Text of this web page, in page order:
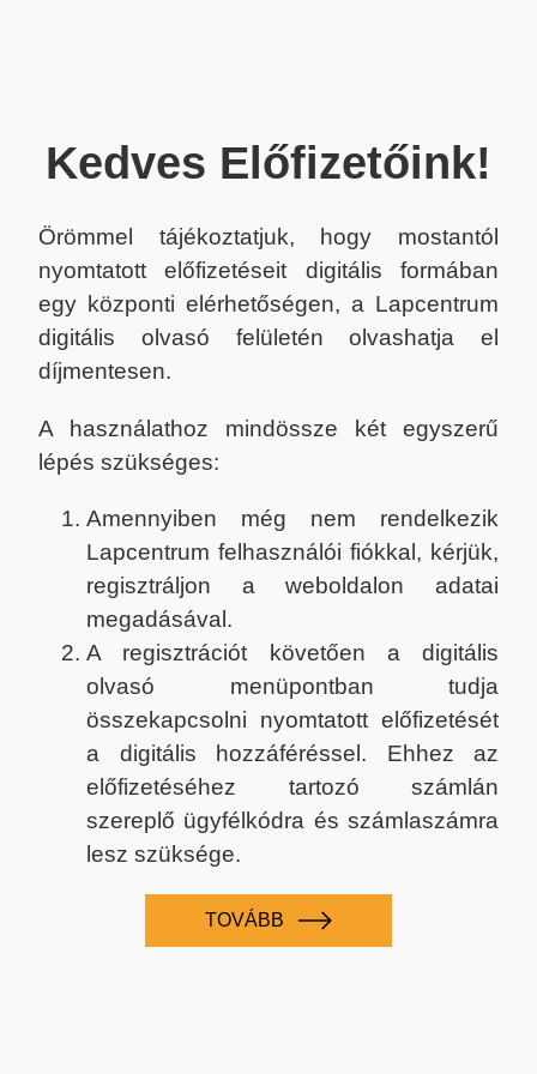
Kedves Előfizetőink!
Örömmel tájékoztatjuk, hogy mostantól
nyomtatott előfizetéseit digitális formában
egy központi elérhetőségen, a Lapcentrum
digitális olvasó felületén olvashatja el
díjmentesen.
A használathoz mindössze két egyszerű
lépés szükséges:
Amennyiben még nem rendelkezik
Lapcentrum felhasználói fiókkal, kérjük,
regisztráljon a weboldalon adatai
megadásával.
A regisztrációt követően a digitális
olvasó menüpontban tudja
összekapcsolni nyomtatott előfizetését
a digitális hozzáféréssel. Ehhez az
előfizetéséhez tartozó számlán
szereplő ügyfélkódra és számlaszámra
lesz szüksége.
TOVÁBB